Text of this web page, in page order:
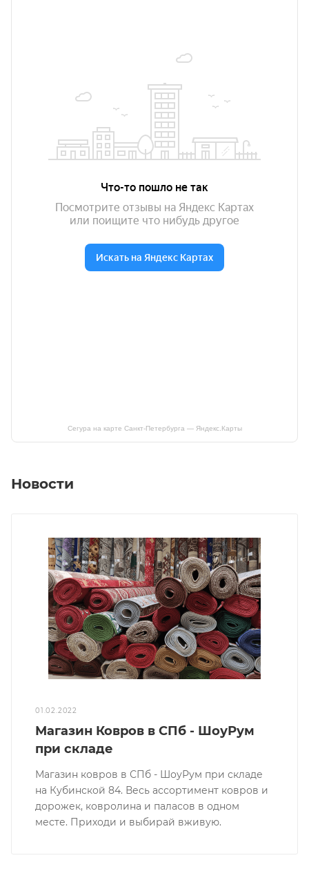
Сегура на карте Санкт‑Петербурга — Яндекс.Карты
Новости
01.02.2022
Магазин Ковров в СПб - ШоуРум
при складе
Магазин ковров в СПб - ШоуРум при складе
на Кубинской 84. Весь ассортимент ковров и
дорожек, ковролина и паласов в одном
месте. Приходи и выбирай вживую.